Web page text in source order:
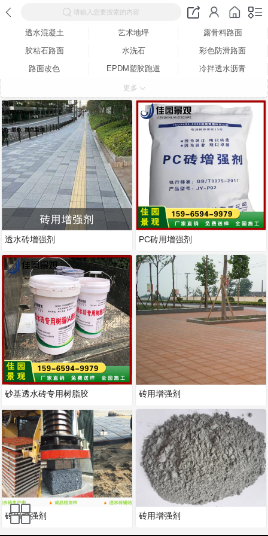
请输入您要搜索的内容
透水混凝土 艺术地坪
露骨料路面
胶粘石路面
水洗石
彩色防滑路面
路面改色
EPDM塑胶跑道
冷拌透水沥青
砖用增强剂
彩色地坪
环保抑尘剂
彩色沥青路面
保护剂
脱模粉
透水料
强化料
夜光石路面 产品包装
更多
透水砖增强剂
砂基透水砖专用树脂胶
砖用增强剂
PC砖用增强剂
砖用增强剂
砖用增强剂